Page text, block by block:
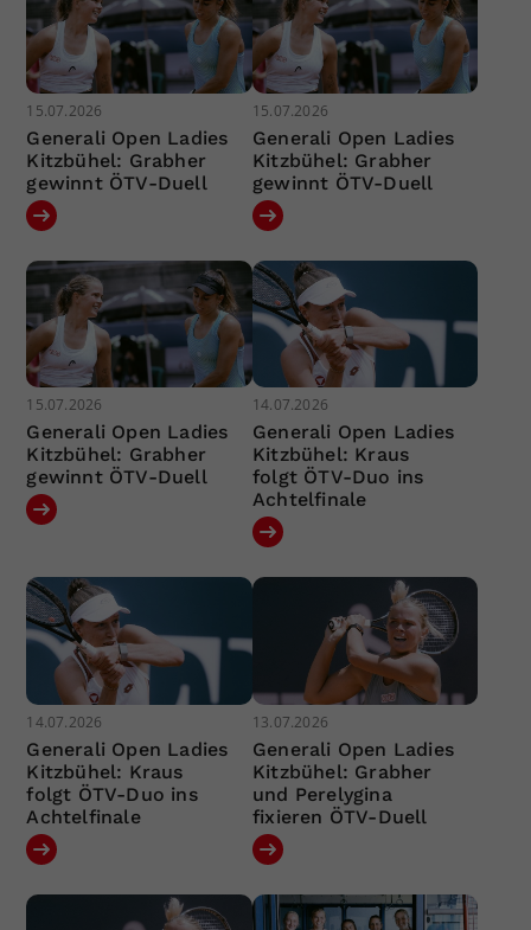
15.07.2026
Generali Open Ladies
Kitzbühel: Grabher
gewinnt ÖTV-Duell
15.07.2026
Generali Open Ladies
Kitzbühel: Grabher
gewinnt ÖTV-Duell
15.07.2026
Generali Open Ladies
Kitzbühel: Grabher
gewinnt ÖTV-Duell
14.07.2026
Generali Open Ladies
Kitzbühel: Kraus
folgt ÖTV-Duo ins
Achtelfinale
14.07.2026
Generali Open Ladies
Kitzbühel: Kraus
folgt ÖTV-Duo ins
Achtelfinale
13.07.2026
Generali Open Ladies
Kitzbühel: Grabher
und Perelygina
fixieren ÖTV-Duell